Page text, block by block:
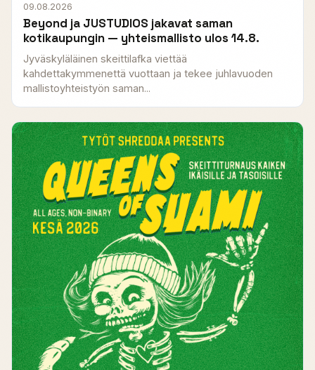
09.08.2026
Beyond ja JUSTUDIOS jakavat saman
kotikaupungin — yhteismallisto ulos 14.8.
Jyväskyläläinen skeittilafka viettää
kahdettakymmenettä vuottaan ja tekee juhlavuoden
mallistoyhteistyön saman...